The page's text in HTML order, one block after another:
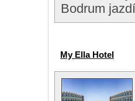
Bodrum
My Ella Hotel